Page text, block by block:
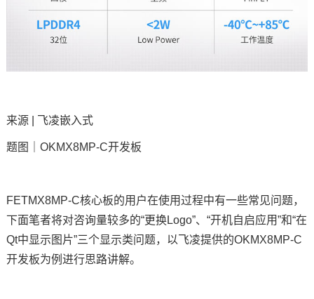
来源 | 飞凌嵌入式
题图｜OKMX8MP-C开发板
FETMX8MP-C核心板的用户在使用过程中有一些常见问题，
下面笔者将对咨询量较多的“更换Logo”、“开机自启应用”和“在
Qt中显示图片”三个显示类问题，以飞凌提供的OKMX8MP-C
开发板为例进行思路讲解。